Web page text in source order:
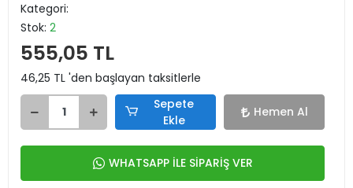
Kategori:
Stok: 2
555,05 TL
46,25 TL 'den başlayan taksitlerle
Sepete
Ekle
Hemen Al
WHATSAPP İLE SİPARİŞ VER